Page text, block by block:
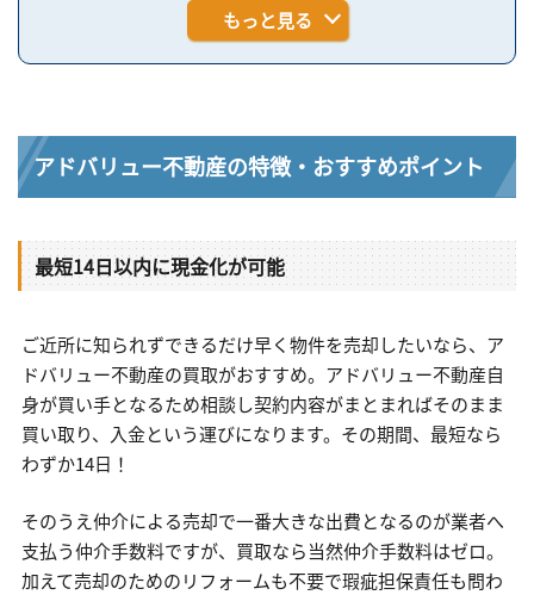
もっと見る
アドバリュー不動産の特徴・おすすめポイント
最短14日以内に現金化が可能
ご近所に知られずできるだけ早く物件を売却したいなら、ア
ドバリュー不動産の買取がおすすめ。アドバリュー不動産自
身が買い手となるため相談し契約内容がまとまればそのまま
買い取り、入金という運びになります。その期間、最短なら
わずか14日！
そのうえ仲介による売却で一番大きな出費となるのが業者へ
支払う仲介手数料ですが、買取なら当然仲介手数料はゼロ。
加えて売却のためのリフォームも不要で瑕疵担保責任も問わ